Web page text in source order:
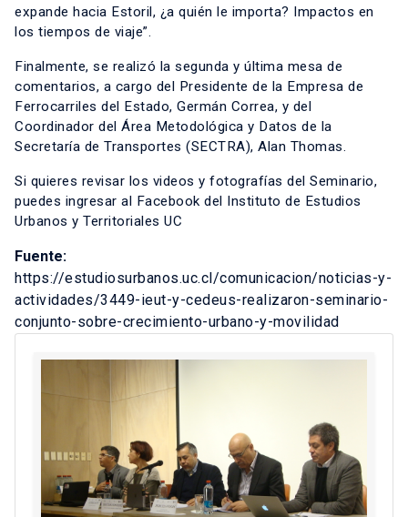
expande hacia Estoril, ¿a quién le importa? Impactos en
los tiempos de viaje”.
Finalmente, se realizó la segunda y última mesa de
comentarios, a cargo del Presidente de la Empresa de
Ferrocarriles del Estado, Germán Correa, y del
Coordinador del Área Metodológica y Datos de la
Secretaría de Transportes (SECTRA), Alan Thomas.
Si quieres revisar los videos y fotografías del Seminario,
puedes ingresar al Facebook del Instituto de Estudios
Urbanos y Territoriales UC
Fuente:
https://estudiosurbanos.uc.cl/comunicacion/noticias-y-
actividades/3449-ieut-y-cedeus-realizaron-seminario-
conjunto-sobre-crecimiento-urbano-y-movilidad